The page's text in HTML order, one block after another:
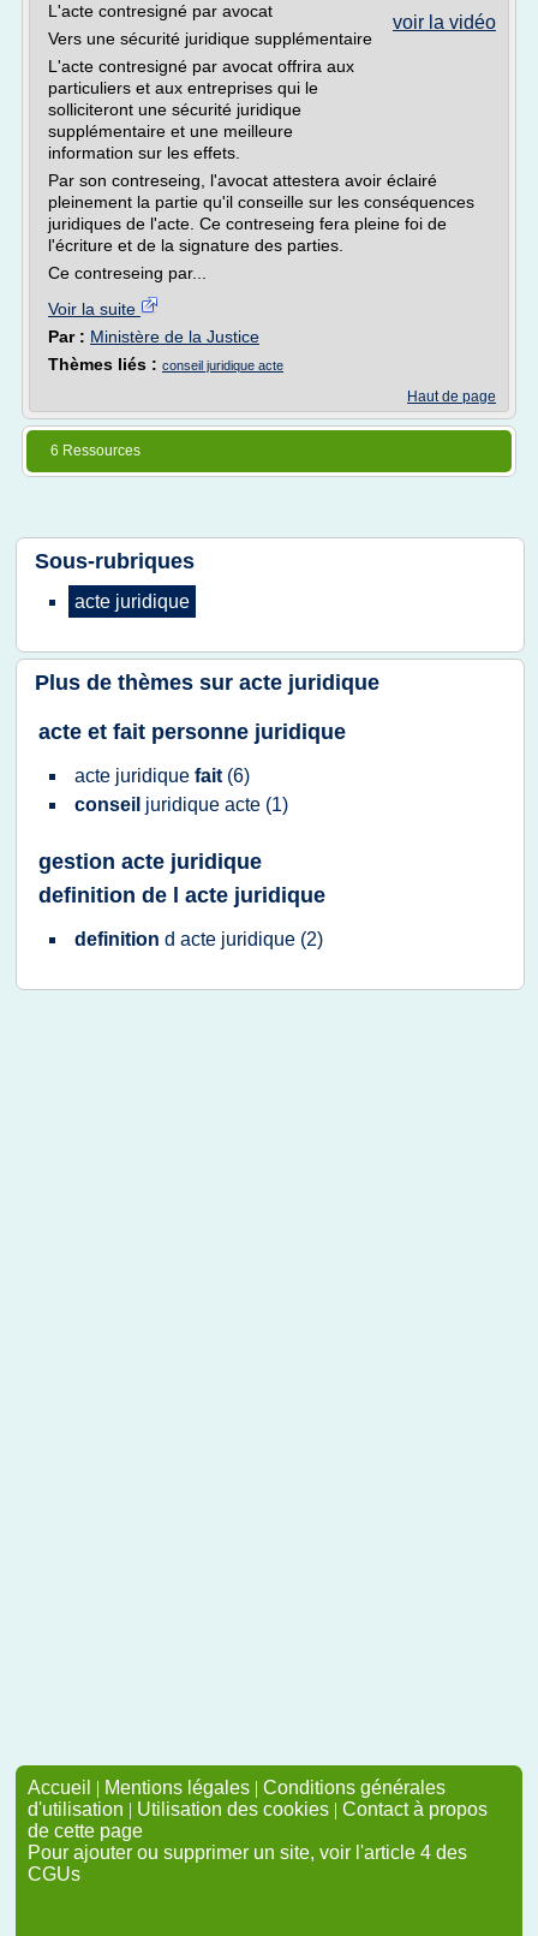
voir la vidéo
L'acte contresigné par avocat
Vers une sécurité juridique supplémentaire
L'acte contresigné par avocat offrira aux
particuliers et aux entreprises qui le
solliciteront une sécurité juridique
supplémentaire et une meilleure
information sur les effets.
Par son contreseing, l'avocat attestera avoir éclairé
pleinement la partie qu'il conseille sur les conséquences
juridiques de l'acte. Ce contreseing fera pleine foi de
l'écriture et de la signature des parties.
Ce contreseing par...
Voir la suite
Par : Ministère de la Justice
Thèmes liés : conseil juridique acte
Haut de page
6 Ressources
Sous-rubriques
acte juridique
Plus de thèmes sur acte juridique
acte et fait personne juridique
acte juridique fait (6)
conseil juridique acte (1)
gestion acte juridique
definition de l acte juridique
definition d acte juridique (2)
Accueil | Mentions légales | Conditions générales
d'utilisation | Utilisation des cookies | Contact à propos
de cette page
Pour ajouter ou supprimer un site, voir l'article 4 des
CGUs